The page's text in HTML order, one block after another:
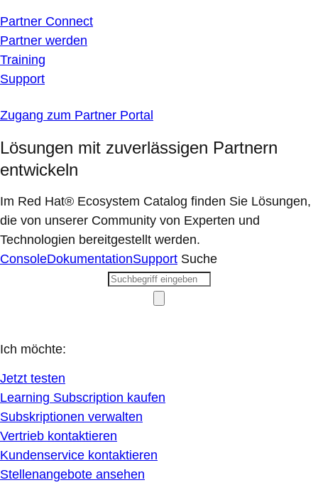
Partner Connect
Partner werden
Training
Support
Zugang zum Partner Portal
Lösungen mit zuverlässigen Partnern
entwickeln
Im Red Hat® Ecosystem Catalog finden Sie Lösungen,
die von unserer Community von Experten und
Technologien bereitgestellt werden.
ConsoleDokumentationSupport Suche
Ich möchte:
Jetzt testen
Learning Subscription kaufen
Subskriptionen verwalten
Vertrieb kontaktieren
Kundenservice kontaktieren
Stellenangebote ansehen